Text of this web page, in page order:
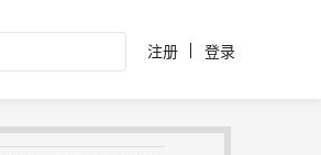
注册 登录